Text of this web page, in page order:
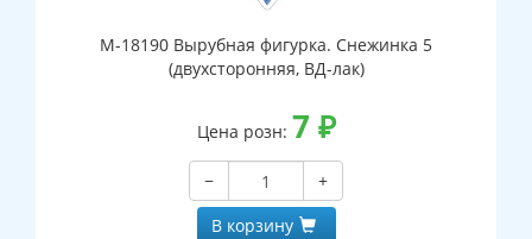
М-18190 Вырубная фигурка. Снежинка 5
(двухсторонняя, ВД-лак)
Цена розн: 7 ₽
−
+
В корзину